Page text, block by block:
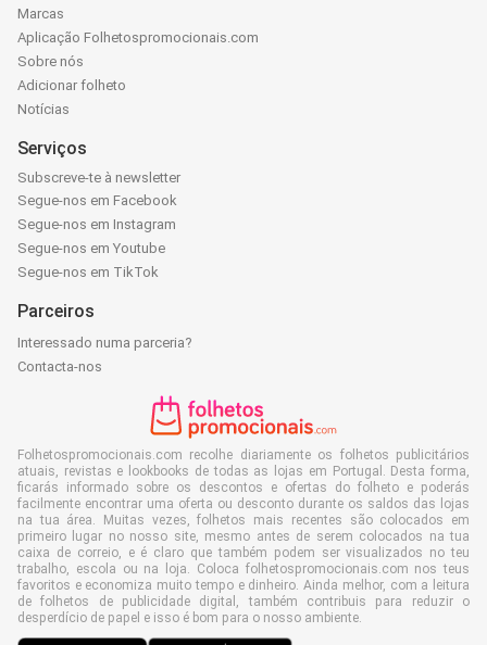
Marcas
Aplicação Folhetospromocionais.com
Sobre nós
Adicionar folheto
Notícias
Serviços
Subscreve-te à newsletter
Segue-nos em Facebook
Segue-nos em Instagram
Segue-nos em Youtube
Segue-nos em TikTok
Parceiros
Interessado numa parceria?
Contacta-nos
Folhetospromocionais.com recolhe diariamente os folhetos publicitários
atuais, revistas e lookbooks de todas as lojas em Portugal. Desta forma,
ficarás informado sobre os descontos e ofertas do folheto e poderás
facilmente encontrar uma oferta ou desconto durante os saldos das lojas
na tua área. Muitas vezes, folhetos mais recentes são colocados em
primeiro lugar no nosso site, mesmo antes de serem colocados na tua
caixa de correio, e é claro que também podem ser visualizados no teu
trabalho, escola ou na loja. Coloca folhetospromocionais.com nos teus
favoritos e economiza muito tempo e dinheiro. Ainda melhor, com a leitura
de folhetos de publicidade digital, também contribuis para reduzir o
desperdício de papel e isso é bom para o nosso ambiente.